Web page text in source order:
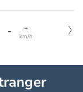
- -
km/h